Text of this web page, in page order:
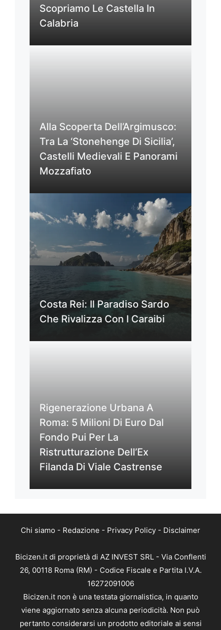
Scopriamo Le Castella In
Calabria
Alla Scoperta Dell’Argimusco:
Tra La ‘Stonehenge Di Sicilia’,
Castelli Medievali E Panorami
Mozzafiato
Costa Rei: Il Paradiso Sardo
Che Rivalizza Con I Caraibi
Rigenerazione Urbana A
Roma: 5 Milioni Di Euro Dal
Fondo Pui Per La
Ristrutturazione Dell’Ex
Filanda Di Viale Castrense
Chi siamo - Redazione - Privacy Policy - Disclaimer
Bicizen.it di proprietà di AZ INVEST SRL - Via Conflenti
26, 00118 Roma (RM) - Codice Fiscale e Partita I.V.A.
16272091006
Bicizen.it non è una testata giornalistica, in quanto
viene aggiornato senza alcuna periodicità. Non può
pertanto considerarsi un prodotto editoriale ai sensi